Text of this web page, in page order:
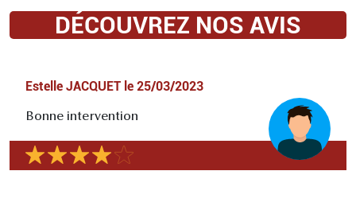
DÉCOUVREZ NOS AVIS
Estelle JACQUET le 25/03/2023
Bonne intervention